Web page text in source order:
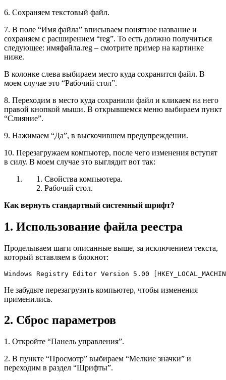
6. Сохраняем текстовый файл.
7. В поле “Имя файла” вписываем понятное название и
сохраняем с расширением “reg”. То есть должно получиться
следующее: имяфайла.reg – смотрите пример на картинке
ниже.
В колонке слева выбираем место куда сохранится файл. В
моем случае это “Рабочий стол”.
8. Переходим в место куда сохранили файл и кликаем на него
правой кнопкой мыши. В открывшемся меню выбираем пункт
“Слияние”.
9. Нажимаем “Да”, в выскочившем предупреждении.
10. Перезагружаем компьютер, после чего изменения вступят
в силу. В моем случае это выглядит вот так:
Свойства компьютера.
Рабочий стол.
Как вернуть стандартный системный шрифт?
1. Использование файла реестра
Проделываем шаги описанные выше, за исключением текста,
который вставляем в блокнот:
Windows Registry Editor Version 5.00
Не забудьте перезагрузить компьютер, чтобы изменения
применились.
2. Сброс параметров
1. Откройте “Панель управления”.
2. В пункте “Просмотр” выбираем “Мелкие значки” и
переходим в раздел “Шрифты”.